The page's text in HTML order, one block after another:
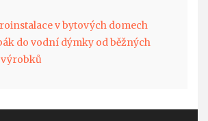
v bytových domech
do vodní dýmky od běžných